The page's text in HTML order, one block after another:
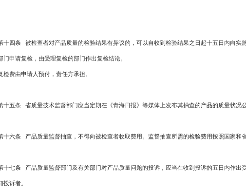
十四条 被检查者对产品质量的检验结果有异议的，可以自收到检验结果之日起十五日内向实
门申请复检，由受理复检的部门作出复检结论。
费由申请人预付，责任方承担。
五条 省质量技术监督部门应当定期在《青海日报》等媒体上发布其抽查的产品的质量状况公
六条 产品质量监督抽查，不得向被检查者收取费用。监督抽查所需的检验费用按照国家和省
十七条 产品质量监督部门及有关部门对产品质量问题的投诉，应当在收到投诉的五日内作出
投诉者。